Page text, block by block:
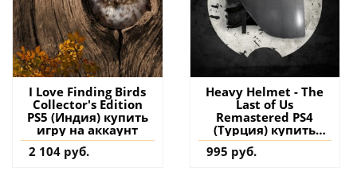
I Love Finding Birds
Collector's Edition
PS5 (Индия) купить
игру на аккаунт
2 104 руб.
Heavy Helmet - The
Last of Us
Remastered PS4
(Турция) купить
дополнение на
аккаунт
995 руб.